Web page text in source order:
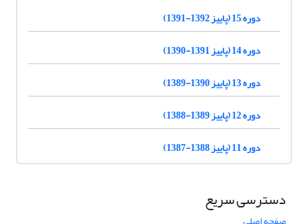
دوره 15 (پاییز 1392-1391)
دوره 14 (پاییز 1391-1390)
دوره 13 (پاییز 1390-1389)
دوره 12 (پاییز 1389-1388)
دوره 11 (پاییز 1388-1387)
دسترسی سریع